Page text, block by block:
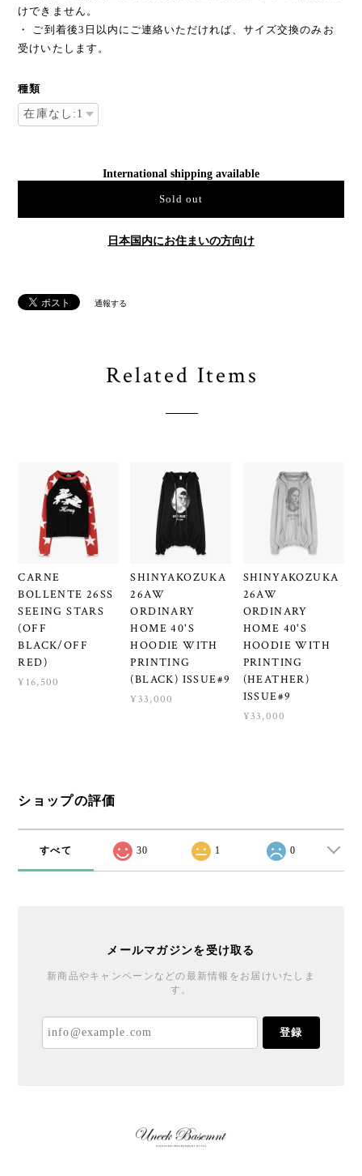
けできません。
・ ご到着後3日以内にご連絡いただければ、サイズ交換のみお
受けいたします。
種類
International shipping available
Sold out
日本国内にお住まいの方向け
通報する
Related Items
CARNE
BOLLENTE 26SS
SEEING STARS
(OFF
BLACK/OFF
RED)
¥16,500
SHINYAKOZUKA
26AW
ORDINARY
HOME 40'S
HOODIE WITH
PRINTING
(BLACK) ISSUE#9
¥33,000
SHINYAKOZUKA
26AW
ORDINARY
HOME 40'S
HOODIE WITH
PRINTING
(HEATHER)
ISSUE#9
¥33,000
ショップの評価
すべて 30 1 0
メールマガジンを受け取る
新商品やキャンペーンなどの最新情報をお届けいたしま
す。
登録